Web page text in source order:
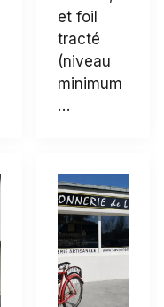
et foil
tracté
(niveau
minimum
…